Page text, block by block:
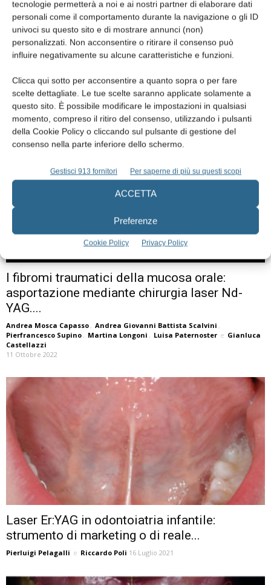
tecnologie permetterà a noi e ai nostri partner di elaborare dati
personali come il comportamento durante la navigazione o gli ID
univoci su questo sito e di mostrare annunci (non)
personalizzati. Non acconsentire o ritirare il consenso può
influire negativamente su alcune caratteristiche e funzioni.
Clicca qui sotto per acconsentire a quanto sopra o per fare
scelte dettagliate. Le tue scelte saranno applicate solamente a
questo sito. È possibile modificare le impostazioni in qualsiasi
momento, compreso il ritiro del consenso, utilizzando i pulsanti
della Cookie Policy o cliccando sul pulsante di gestione del
consenso nella parte inferiore dello schermo.
Gestisci 913 fornitori Per saperne di più su questi scopi
ACCETTA
Preferenze
Cookie Policy Privacy Policy
Gengivectomia laser in area estetica
Luisa Paternoster Andrea Giovanni Battista Scalvini , Pierfrancesco
Supino, Martina Longoni , Gianluca Castellazzi e Andrea Mosca
Capasso
11 Ottobre 2022
I fibromi traumatici della mucosa orale:
asportazione mediante chirurgia laser Nd-
YAG....
Andrea Mosca Capasso , Andrea Giovanni Battista Scalvini ,
Pierfrancesco Supino , Martina Longoni , Luisa Paternoster e Gianluca
Castellazzi
11 Ottobre 2022
Laser Er:YAG in odontoiatria infantile:
strumento di marketing o di reale...
Pierluigi Pelagalli e Riccardo Poli 16 Luglio 2021